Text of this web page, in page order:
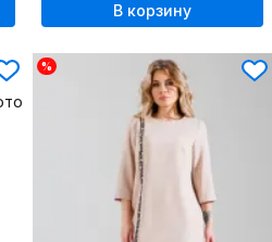
В корзину
%